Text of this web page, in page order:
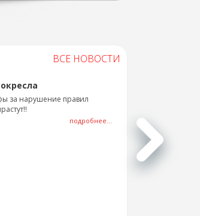
ВСЕ НОВОСТИ
за нарушение правил
подробнее...